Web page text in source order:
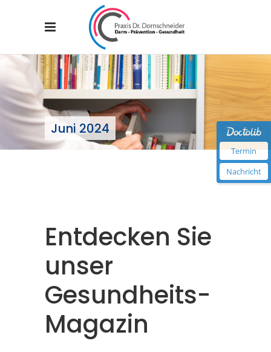
Juni 2024
Entdecken Sie
unser
Gesundheits-
Magazin
Termin
Nachricht